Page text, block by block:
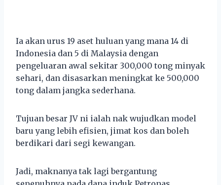
Ia akan urus 19 aset huluan yang mana 14 di
Indonesia dan 5 di Malaysia dengan
pengeluaran awal sekitar 300,000 tong minyak
sehari, dan disasarkan meningkat ke 500,000
tong dalam jangka sederhana.
Tujuan besar JV ni ialah nak wujudkan model
baru yang lebih efisien, jimat kos dan boleh
berdikari dari segi kewangan.
Jadi, maknanya tak lagi bergantung